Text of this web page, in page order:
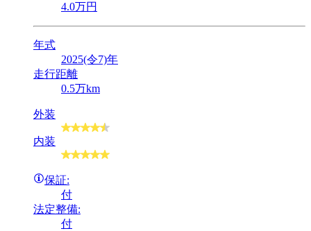
4.0万円
年式
2025(令7)年
走行距離
0.5万km
外装
内装
保証:
付
法定整備:
付